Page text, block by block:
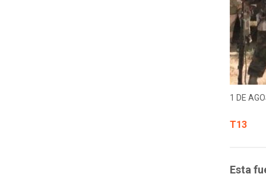
1 DE
T13
Esta